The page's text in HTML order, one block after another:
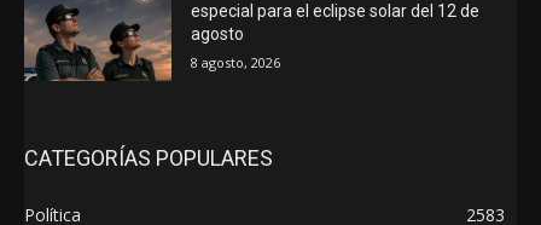
especial para el eclipse solar del 12 de
agosto
8 agosto, 2026
CATEGORÍAS POPULARES
Política
2583